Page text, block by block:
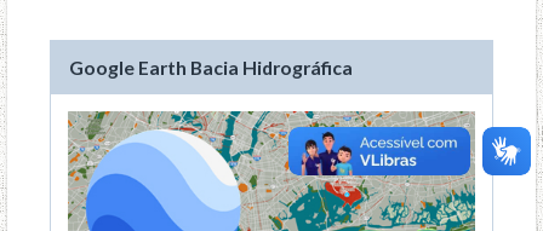
Google Earth Bacia Hidrográfica